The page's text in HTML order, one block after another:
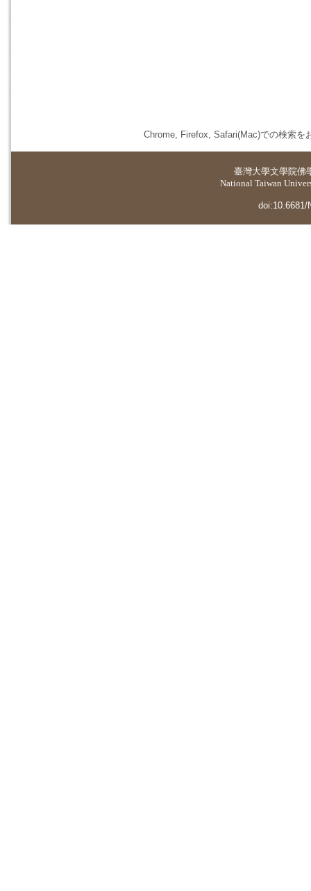
Chrome, Firefox, Safari(Mac)での検索を
臺灣大學文學院佛
National Taiwan
doi:10.6681/